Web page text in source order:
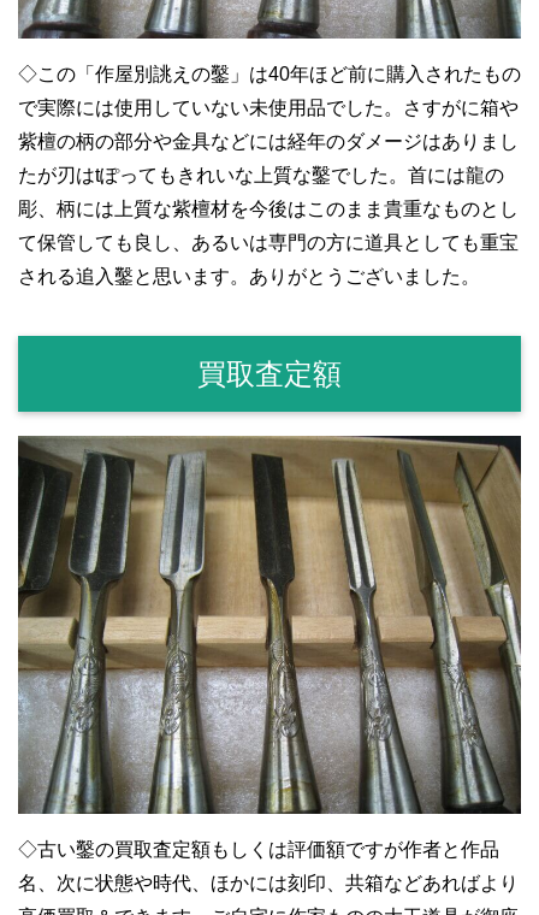
◇この「作屋別誂えの鑿」は40年ほど前に購入されたもの
で実際には使用していない未使用品でした。さすがに箱や
紫檀の柄の部分や金具などには経年のダメージはありまし
たが刃はtぽってもきれいな上質な鑿でした。首には龍の
彫、柄には上質な紫檀材を今後はこのまま貴重なものとし
て保管しても良し、あるいは専門の方に道具としても重宝
される追入鑿と思います。ありがとうございました。
買取査定額
◇古い鑿の買取査定額もしくは評価額ですが作者と作品
名、次に状態や時代、ほかには刻印、共箱などあればより